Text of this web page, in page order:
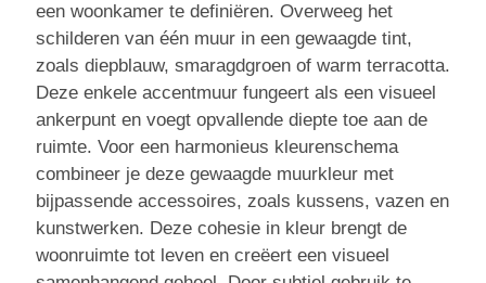
een woonkamer te definiëren. Overweeg het
schilderen van één muur in een gewaagde tint,
zoals diepblauw, smaragdgroen of warm terracotta.
Deze enkele accentmuur fungeert als een visueel
ankerpunt en voegt opvallende diepte toe aan de
ruimte. Voor een harmonieus kleurenschema
combineer je deze gewaagde muurkleur met
bijpassende accessoires, zoals kussens, vazen en
kunstwerken. Deze cohesie in kleur brengt de
woonruimte tot leven en creëert een visueel